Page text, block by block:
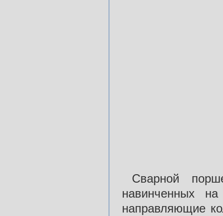
Сварной
навинченных
направляющие